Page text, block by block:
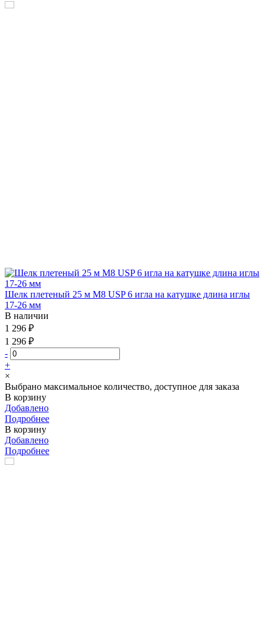
Шелк плетеный 25 м М8 USP 6 игла на катушке длина иглы
17-26 мм
В наличии
1 296 ₽
1 296 ₽
-
+
×
Выбрано максимальное количество, доступное для заказа
В корзину
Добавлено
Подробнее
В корзину
Добавлено
Подробнее